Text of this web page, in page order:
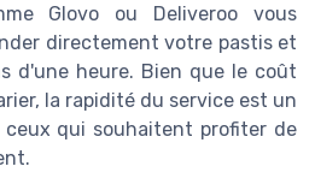
Glovo ou Deliveroo vous
directement votre pastis et
d'une heure. Bien que le coût
la rapidité du service est un
ceux qui souhaitent profiter de